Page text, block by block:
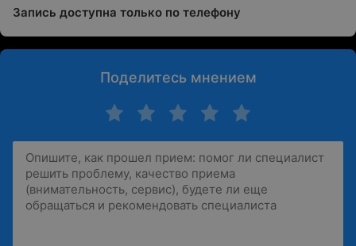
Запись доступна только по телефону
Поделитесь мнением